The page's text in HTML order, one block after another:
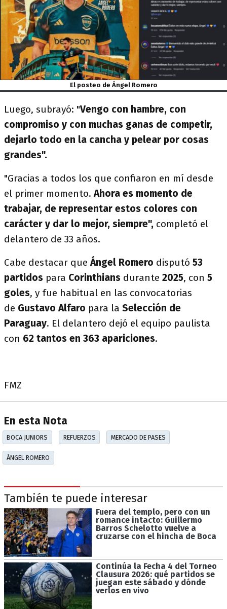
El posteo de Ángel Romero
Luego, subrayó: "Vengo con hambre, con
compromiso y con muchas ganas de competir,
dejarlo todo en la cancha y pelear por cosas
grandes".
"Gracias a todos los que confiaron en mí desde
el primer momento.Ahora es momento de
trabajar, de representar estos colores con
carácter y dar lo mejor, siempre", completó el
delantero de 33 años.
Cabe destacar queÁngel Romero disputó 53
partidos para Corinthians durante 2025, con 5
goles, y fue habitual en las convocatorias
de Gustavo Alfaro para la Selección de
Paraguay. El delantero dejó el equipo paulista
con 62 tantos en 363 apariciones.
FMZ
En esta Nota
BOCA JUNIORS REFUERZOS MERCADO DE PASES
ÁNGEL ROMERO
También te puede interesar
Fuera del templo, pero con un
romance intacto: Guillermo
Barros Schelotto vuelve a
cruzarse con el hincha de Boca
Continúa la Fecha 4 del Torneo
Clausura 2026: qué partidos se
juegan este sábado y dónde
verlos en vivo